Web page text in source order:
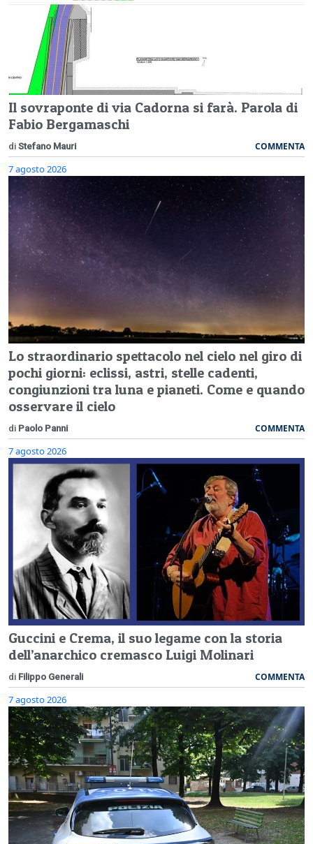
Il sovraponte di via Cadorna si farà. Parola di
Fabio Bergamaschi
di Stefano Mauri COMMENTA
7 agosto 2026
Lo straordinario spettacolo nel cielo nel giro di
pochi giorni: eclissi, astri, stelle cadenti,
congiunzioni tra luna e pianeti. Come e quando
osservare il cielo
di Paolo Panni COMMENTA
7 agosto 2026
Guccini e Crema, il suo legame con la storia
dell’anarchico cremasco Luigi Molinari
di Filippo Generali COMMENTA
7 agosto 2026